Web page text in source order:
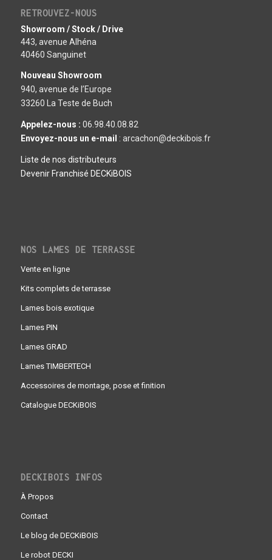
RETROUVEZ-NOUS
Showroom / Stock / Drive
443, avenue Alhéna
40460 Sanguinet
Nouveau Showroom
940, avenue de l’Europe
33260 La Teste de Buch
Appelez-nous : 06.98.40.08.82
Envoyez-nous un e-mail : arcachon@deckibois.fr
Liste de nos distributeurs
Devenir Franchisé DECKiBOIS
NOS LAMES DE TERRASSE
Vente en ligne
Kits complets de terrasse
Lames bois exotique
Lames PIN
Lames GRAD
Lames TIMBERTECH
Accessoires de montage, pose et finition
Catalogue DECKiBOIS
DECKIBOIS INFOS
À Propos
Contact
Le blog de DECKiBOIS
Le robot DECKI